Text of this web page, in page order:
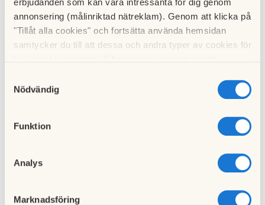
erbjudanden som kan vara intressanta för dig genom
annonsering (målinriktad nätreklam). Genom att klicka på
"Tillåt alla cookies" och fortsätta använda hemsidan
samtycker du till att dessa och andra typer av cookies för
cookies och välja att endast tillåta ett urval.
Nödvändig
Funktion
Analys
Marknadsföring
Riksförbund, sina bästa tips.
Renovera bostadsrätt